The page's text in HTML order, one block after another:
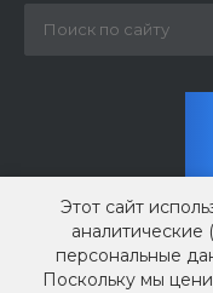
Этот сайт
персональные
Поскольку мы